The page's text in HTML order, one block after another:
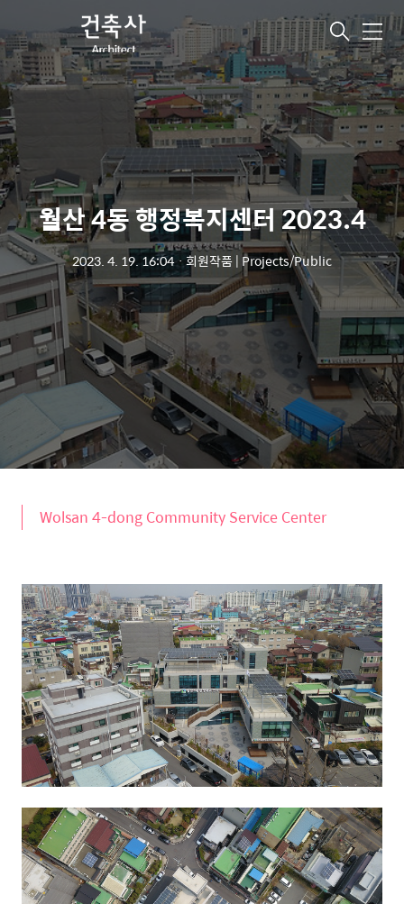
메
뉴
월산 4동 행정복지센터 2023.4
2023. 4. 19. 16:04ㆍ 회원작품 | Projects/Public
Wolsan 4-dong Community Service Center